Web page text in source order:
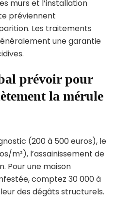
murs et l’installation
préviennent
Les traitements
une garantie
prévoir pour
la mérule
(200 à 500 euros), le
m²), l’assainissement de
Pour une maison
comptez 30 000 à
des dégâts structurels.